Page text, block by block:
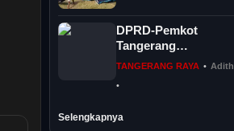
Permainan Gobak
Sodor
DPRD-Pemkot
Tangerang
Perjuangkan
Penuh Waktu
TANGERANG RAYA • Adith
•
Selengkapnya